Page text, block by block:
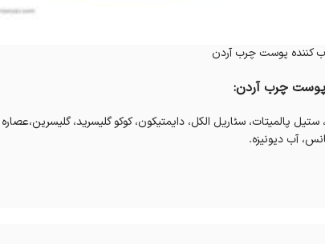
کننده پوست چرب آردن
پوست چرب آردن:
ستیل پالمیتات، سئاریل الکل، دایمتیکون، کوکو گلیسرید،
آب دیونیزه.